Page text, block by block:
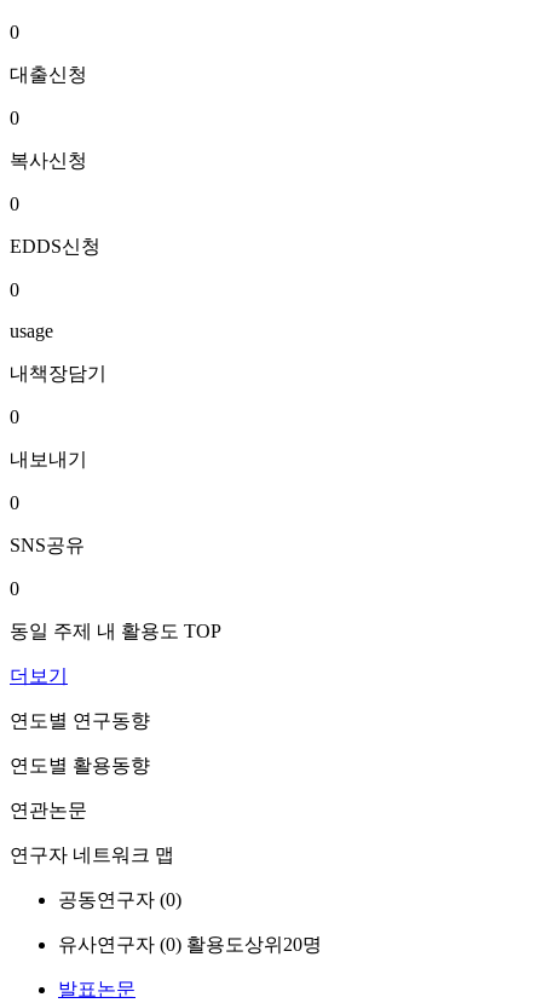
0
대출신청
0
복사신청
0
EDDS신청
0
usage
내책장담기
0
내보내기
0
SNS공유
0
동일 주제 내 활용도 TOP
더보기
연도별 연구동향
연도별 활용동향
연관논문
연구자 네트워크 맵
공동연구자 (0)
유사연구자 (0) 활용도상위20명
발표논문